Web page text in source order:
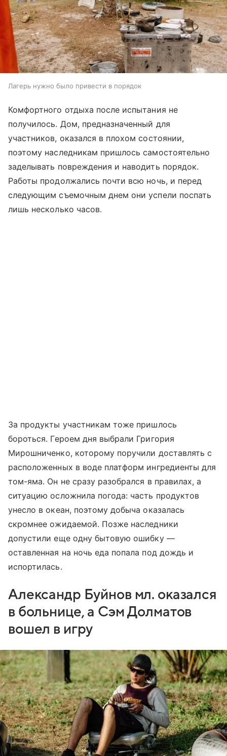
Лагерь нужно было привести в порядок
Комфортного отдыха после испытания не
получилось. Дом, предназначенный для
участников, оказался в плохом состоянии,
поэтому наследникам пришлось самостоятельно
заделывать повреждения и наводить порядок.
Работы продолжались почти всю ночь, и перед
следующим съемочным днем они успели поспать
лишь несколько часов.
За продукты участникам тоже пришлось
бороться. Героем дня выбрали Григория
Мирошниченко, которому поручили доставлять с
расположенных в воде платформ ингредиенты для
том-яма. Он не сразу разобрался в правилах, а
ситуацию осложнила погода: часть продуктов
унесло в океан, поэтому добыча оказалась
скромнее ожидаемой. Позже наследники
допустили еще одну бытовую ошибку —
оставленная на ночь еда попала под дождь и
испортилась.
Александр Буйнов мл. оказался
в больнице, а Сэм Долматов
вошел в игру